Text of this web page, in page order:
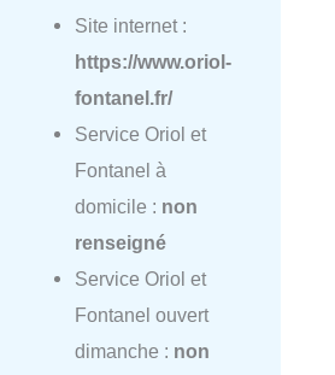
Site internet :
https://www.oriol-
fontanel.fr/
Service Oriol et
Fontanel à
domicile : non
renseigné
Service Oriol et
Fontanel ouvert
dimanche : non